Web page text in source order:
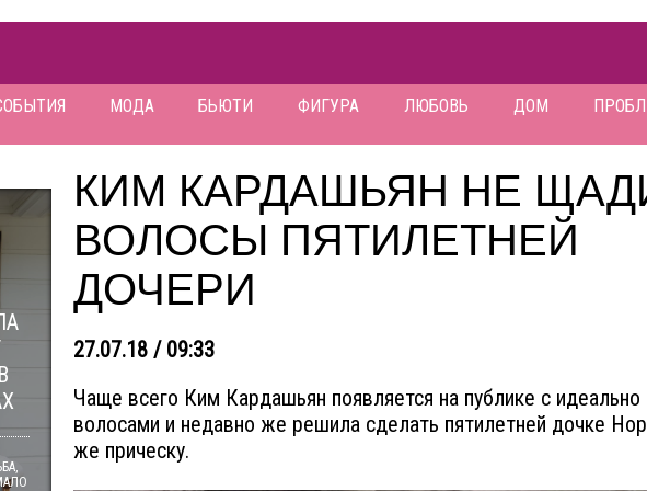
МОДА БЬЮТИ ФИГУРА ЛЮБОВЬ ДОМ
КИМ КАРДАШЬЯН НЕ
ВОЛОСЫ ПЯТИЛЕТНЕЙ
ДОЧЕРИ
27.07.18 / 09:33
Чаще всего Ким Кардашьян появляется на публике с
волосами и недавно же решила сделать пятилетней дочке
же прическу.